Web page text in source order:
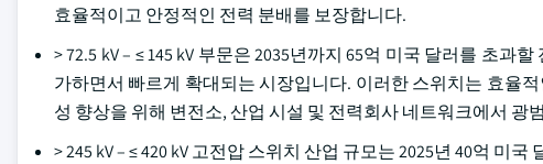
효율적이고 안정적인 전력 분배를 보장합니다.
> 72.5 kV – ≤ 145 kV 부문은 2035년까지 65억 미국 달러를 초
가하면서 빠르게 확대되는 시장입니다. 이러한 스위치는 효율
성 향상을 위해 변전소, 산업 시설 및 전력회사 네트워크에서 광
> 245 kV – ≤ 420 kV 고전압 스위치 산업 규모는 2025년 40억 미